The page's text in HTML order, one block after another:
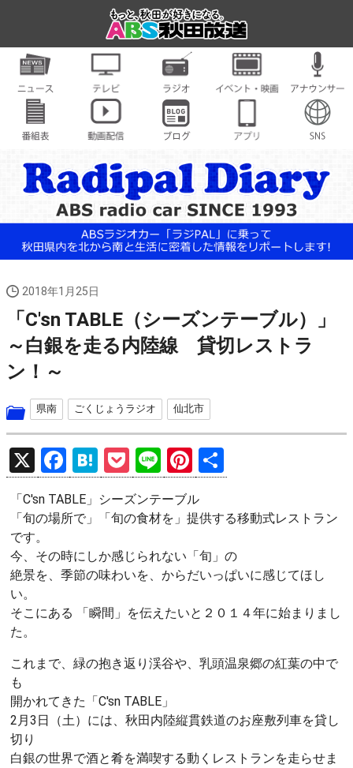
2018年1月25日
「C'sn TABLE（シーズンテーブル）」
～白銀を走る内陸線 貸切レストラ
ン！～
県南 ごくじょうラジオ 仙北市
X
F
a
ce
o
o
k
H
at
e
a
P
o
ck
Li
n
e
Pi
nt
er
t
有
「C'sn TABLE」シーズンテーブル
「旬の場所で」「旬の食材を」提供する移動式レストラン
です。
今、その時にしか感じられない「旬」の
絶景を、季節の味わいを、からだいっぱいに感じてほし
い。
そこにある 「瞬間」を伝えたいと２０１４年に始まりまし
た。
これまで、緑の抱き返り渓谷や、乳頭温泉郷の紅葉の中で
も
開かれてきた「C'sn TABLE」
2月3日（土）には、秋田内陸縦貫鉄道のお座敷列車を貸し
切り
白銀の世界で酒と肴を満喫する動くレストランを走らせま